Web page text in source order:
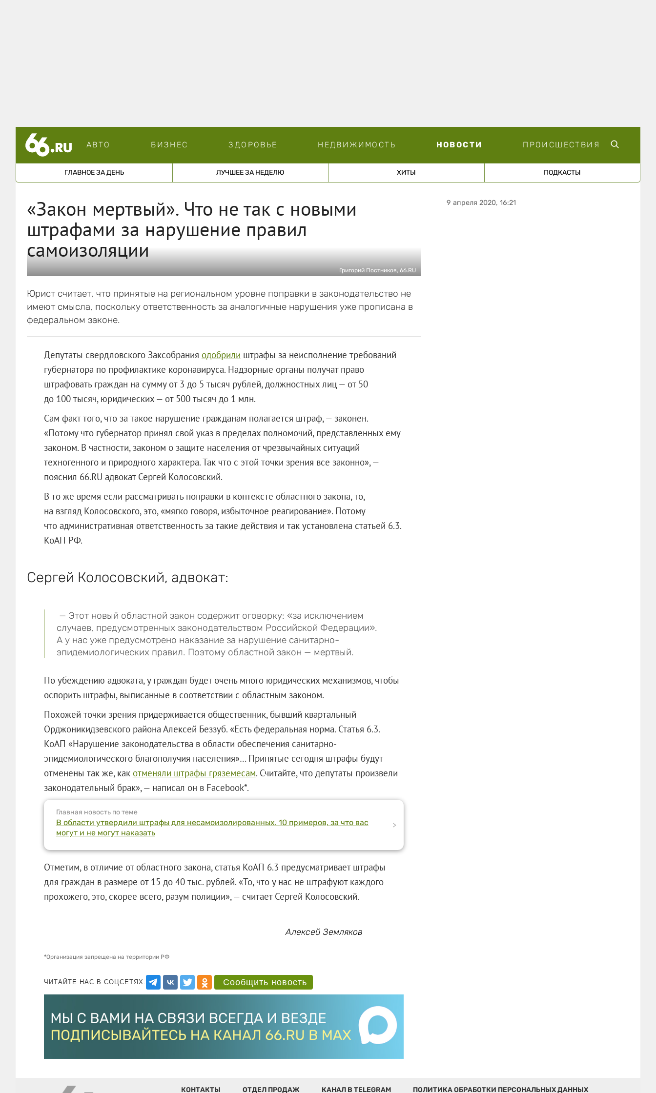
АВТО БИЗНЕС ЗДОРОВЬЕ НЕДВИЖИМОСТЬ НОВОСТИ ПРОИСШЕСТВИЯ
ГЛАВНОЕ ЗА ДЕНЬ ЛУЧШЕЕ ЗА НЕДЕЛЮ ХИТЫ ПОДКАСТЫ
«Закон мертвый». Что не так с новыми
штрафами за нарушение правил
самоизоляции
Григорий Постников, 66.RU
Юрист считает, что принятые на региональном уровне поправки в законодательство не
имеют смысла, поскольку ответственность за аналогичные нарушения уже прописана в
федеральном законе.
Депутаты свердловского Заксобрания одобрили штрафы за неисполнение требований
губернатора по профилактике коронавируса. Надзорные органы получат право
штрафовать граждан на сумму от 3 до 5 тысяч рублей, должностных лиц — от 50
до 100 тысяч, юридических — от 500 тысяч до 1 млн.
Сам факт того, что за такое нарушение гражданам полагается штраф, — законен.
«Потому что губернатор принял свой указ в пределах полномочий, представленных ему
законом. В частности, законом о защите населения от чрезвычайных ситуаций
техногенного и природного характера. Так что с этой точки зрения все законно», —
пояснил 66.RU адвокат Сергей Колосовский.
В то же время если рассматривать поправки в контексте областного закона, то,
на взгляд Колосовского, это, «мягко говоря, избыточное реагирование». Потому
что административная ответственность за такие действия и так установлена статьей 6.3.
КоАП РФ.
Сергей Колосовский, адвокат:
— Этот новый областной закон содержит оговорку: «за исключением
случаев, предусмотренных законодательством Российской Федерации».
А у нас уже предусмотрено наказание за нарушение санитарно-
эпидемиологических правил. Поэтому областной закон — мертвый.
По убеждению адвоката, у граждан будет очень много юридических механизмов, чтобы
оспорить штрафы, выписанные в соответствии с областным законом.
Похожей точки зрения придерживается общественник, бывший квартальный
Орджоникидзевского района Алексей Беззуб. «Есть федеральная норма. Статья 6.3.
КоАП «Нарушение законодательства в области обеспечения санитарно-
эпидемиологического благополучия населения»… Принятые сегодня штрафы будут
отменены так же, как отменяли штрафы гряземесам. Считайте, что депутаты произвели
законодательный брак», — написал он в Facebook*.
Главная новость по теме
В области утвердили штрафы для несамоизолированных. 10 примеров, за что вас
могут и не могут наказать
>
Отметим, в отличие от областного закона, статья КоАП 6.3 предусматривает штрафы
для граждан в размере от 15 до 40 тыс. рублей. «То, что у нас не штрафуют каждого
прохожего, это, скорее всего, разум полиции», — считает Сергей Колосовский.
Алексей Земляков
*Организация запрещена на территории РФ
ЧИТАЙТЕ НАС В СОЦСЕТЯХ: Сообщить новость
9 апреля 2020, 16:21
КОНТАКТЫ ОТДЕЛ ПРОДАЖ КАНАЛ В TELEGRAM ПОЛИТИКА ОБРАБОТКИ ПЕРСОНАЛЬНЫХ ДАННЫХ